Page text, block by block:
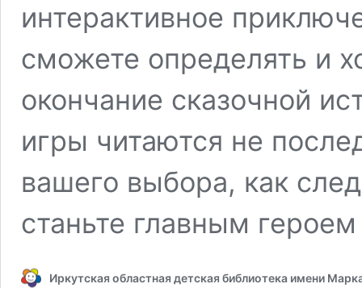
интерактивное
сможете определять и
окончание сказочной
игры читаются не
вашего выбора, как
станьте главным героем
Иркутская областная детская библиотека имени